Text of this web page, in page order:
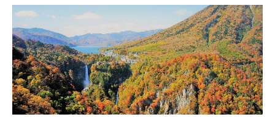
泉の新たな楽しみとしてチェックしてみてください。